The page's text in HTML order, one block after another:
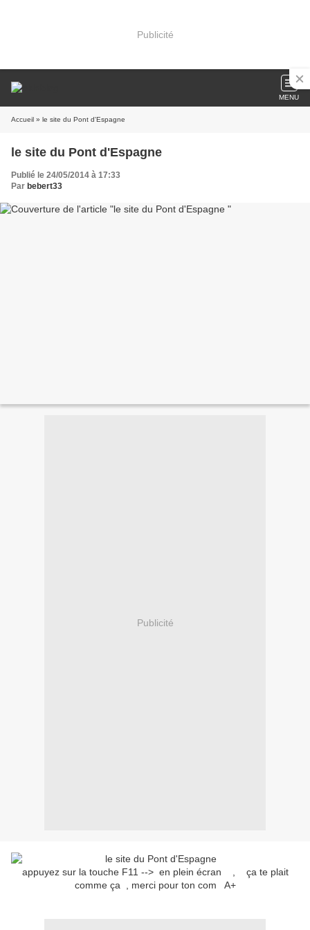
Publicité
MENU
Accueil » le site du Pont d'Espagne
le site du Pont d'Espagne
Publié le 24/05/2014 à 17:33
Par bebert33
Publicité
appuyez sur la touche F11 --> en plein écran , ça te plait
comme ça , merci pour ton com A+